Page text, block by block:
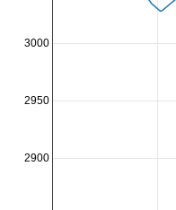
2900
2950
3000